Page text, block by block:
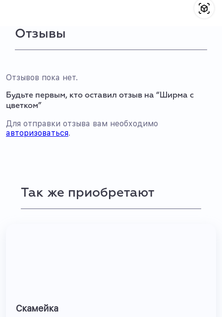
Отзывы
Отзывов пока нет.
Будьте первым, кто оставил отзыв на “Ширма с
цветком”
Для отправки отзыва вам необходимо
авторизоваться.
Так же приобретают
Скамейка